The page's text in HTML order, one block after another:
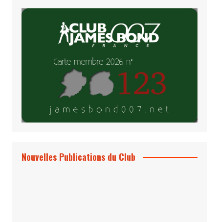
Nouvelles Publications du Club